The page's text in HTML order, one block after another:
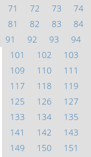
71
72 73 74
81
82 83 84
91
92 93 94
101
102 103
109
110 111
117
118 119
125
126 127
133
134 135
141
142 143
149
150 151